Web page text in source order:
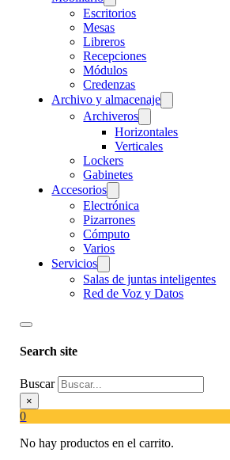
Escritorios
Mesas
Libreros
Recepciones
Módulos
Credenzas
Archivo y almacenaje
Archiveros
Horizontales
Verticales
Lockers
Gabinetes
Accesorios
Electrónica
Pizarrones
Cómputo
Varios
Servicios
Salas de juntas inteligentes
Red de Voz y Datos
Search site
Buscar
×
0
No hay productos en el carrito.